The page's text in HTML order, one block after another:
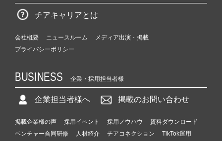
チアキャリアとは
会社概要 ニュースルーム
メディア出演・掲載
プライバシーポリシー
BUSINESS 企業・採用担当者様
企業担当者様へ 掲載のお問い合わせ
掲載企業様の声 採用イベント 採用ノウハウ
資料ダウンロード
ベンチャー合同研修
人材紹介 チアコネクション
TikTok運用